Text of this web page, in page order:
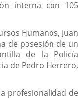
interna con 105
Humanos, Juan
de posesión de un
de la Policía
de Pedro Herrero,
profesionalidad de